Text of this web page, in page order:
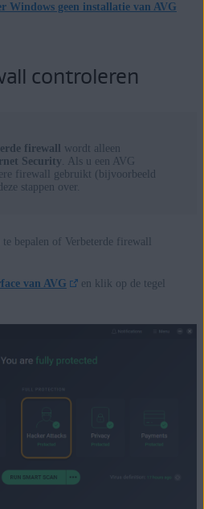
Windows geen installatie van AVG
controleren
firewall
wordt alleen
Security. Als u een AVG
firewall gebruikt (bijvoorbeeld
stappen over.
bepalen of Verbeterde firewall
van AVG
en klik op de tegel